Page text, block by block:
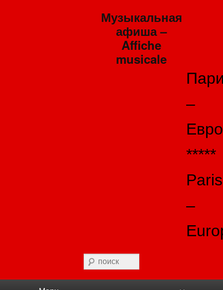
Музыкальная
афиша –
Affiche
musicale
–
*****
Paris
–
Recherche